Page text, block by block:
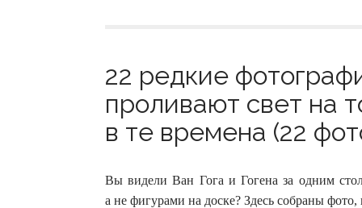
22 редкие
проливают свет на
в те времена (22
Вы видели Ван Гога и Гогена за одним
а не фигурами на доске? Здесь собраны